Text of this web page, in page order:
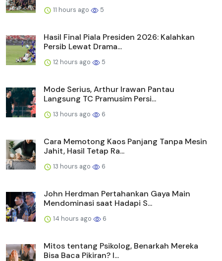
11 hours ago 5
Hasil Final Piala Presiden 2026: Kalahkan
Persib Lewat Drama...
12 hours ago 5
Mode Serius, Arthur Irawan Pantau
Langsung TC Pramusim Persi...
13 hours ago 6
Cara Memotong Kaos Panjang Tanpa Mesin
Jahit, Hasil Tetap Ra...
13 hours ago 6
John Herdman Pertahankan Gaya Main
Mendominasi saat Hadapi S...
14 hours ago 6
Mitos tentang Psikolog, Benarkah Mereka
Bisa Baca Pikiran? I...